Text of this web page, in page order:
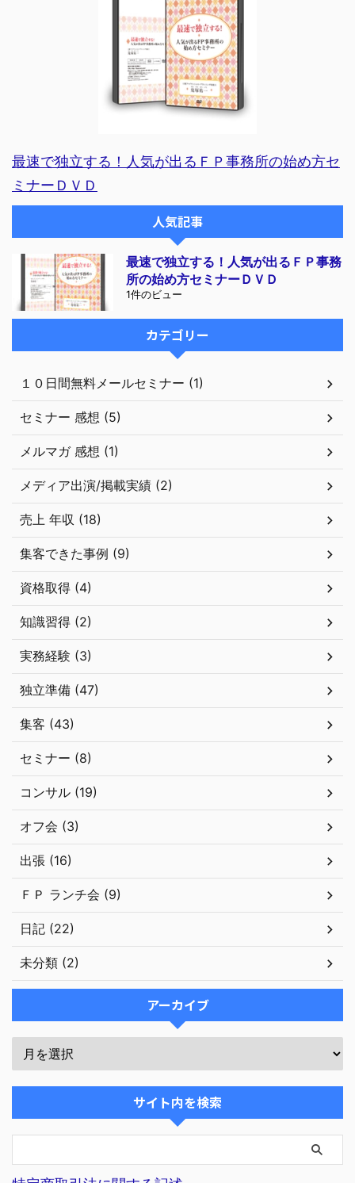
最速で独立する！人気が出るＦＰ事務所の始め方セ
ミナーＤＶＤ
人気記事
最速で独立する！人気が出るＦＰ事務
所の始め方セミナーＤＶＤ
1件のビュー
カテゴリー
１０日間無料メールセミナー (1)
セミナー 感想 (5)
メルマガ 感想 (1)
メディア出演/掲載実績 (2)
売上 年収 (18)
集客できた事例 (9)
資格取得 (4)
知識習得 (2)
実務経験 (3)
独立準備 (47)
集客 (43)
セミナー (8)
コンサル (19)
オフ会 (3)
出張 (16)
ＦＰ ランチ会 (9)
日記 (22)
未分類 (2)
アーカイブ
サイト内を検索